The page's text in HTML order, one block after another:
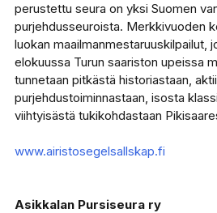
perustettu seura on yksi Suomen
purjehdusseuroista. Merkkivuoden
luokan maailmanmestaruuskilpailut,
elokuussa Turun saariston upeissa
tunnetaan pitkästä historiastaan,
purjehdustoiminnastaan, isosta
viihtyisästä tukikohdastaan
www.airistosegelsallskap.fi
Asikkalan Pursiseura ry